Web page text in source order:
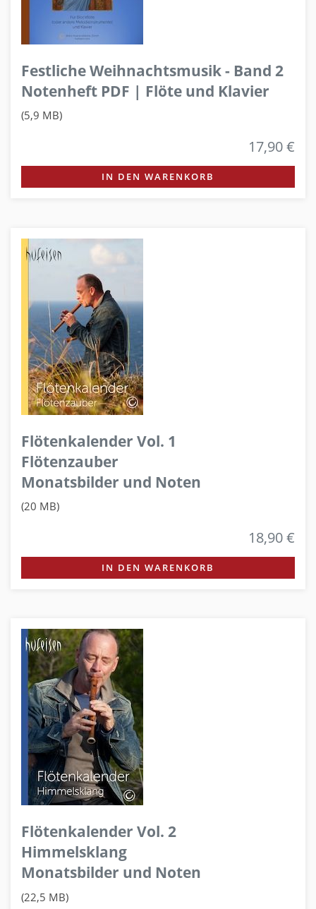
Festliche Weihnachtsmusik - Band 2
Notenheft PDF | Flöte und Klavier
(5,9 MB)
17,90 €
IN DEN WARENKORB
Flötenkalender Vol. 1
Flötenzauber
Monatsbilder und Noten
(20 MB)
18,90 €
IN DEN WARENKORB
Flötenkalender Vol. 2
Himmelsklang
Monatsbilder und Noten
(22,5 MB)